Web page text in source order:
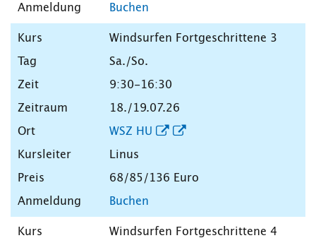
Buchen
Windsurfen Fortgeschrittene 3
Sa./So.
9:30-16:30
18./19.07.26
WSZ HU
Linus
68/85/136 Euro
Buchen
Windsurfen Fortgeschrittene 4